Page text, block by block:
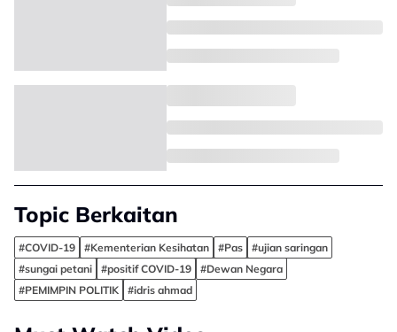
Topic Berkaitan
#COVID-19 #Kementerian Kesihatan #Pas
#ujian saringan
#sungai petani
#positif COVID-19
#Dewan Negara
#PEMIMPIN POLITIK
#idris ahmad